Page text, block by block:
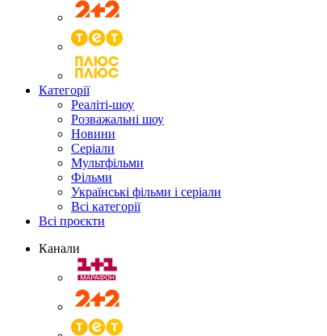
Категорії
Реаліті-шоу
Розважальні шоу
Новини
Серіали
Мультфільми
Фільми
Українські фільми і серіали
Всі категорії
Всі проєкти
Канали